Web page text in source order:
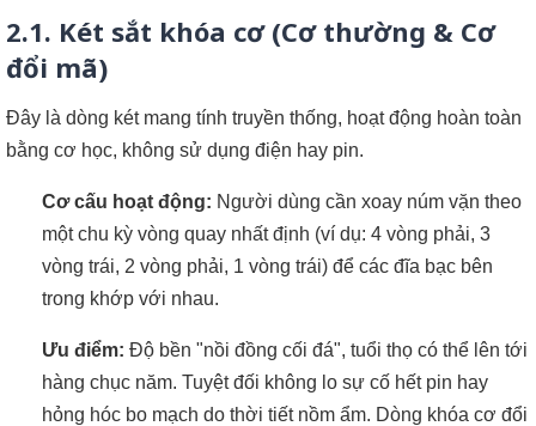
2.1. Két sắt khóa cơ (Cơ thường & Cơ
đổi mã)
Đây là dòng két mang tính truyền thống, hoạt động hoàn toàn
bằng cơ học, không sử dụng điện hay pin.
Cơ cấu hoạt động: Người dùng cần xoay núm vặn theo
một chu kỳ vòng quay nhất định (ví dụ: 4 vòng phải, 3
vòng trái, 2 vòng phải, 1 vòng trái) để các đĩa bạc bên
trong khớp với nhau.
Ưu điểm: Độ bền "nồi đồng cối đá", tuổi thọ có thể lên tới
hàng chục năm. Tuyệt đối không lo sự cố hết pin hay
hỏng hóc bo mạch do thời tiết nồm ẩm. Dòng khóa cơ đổi